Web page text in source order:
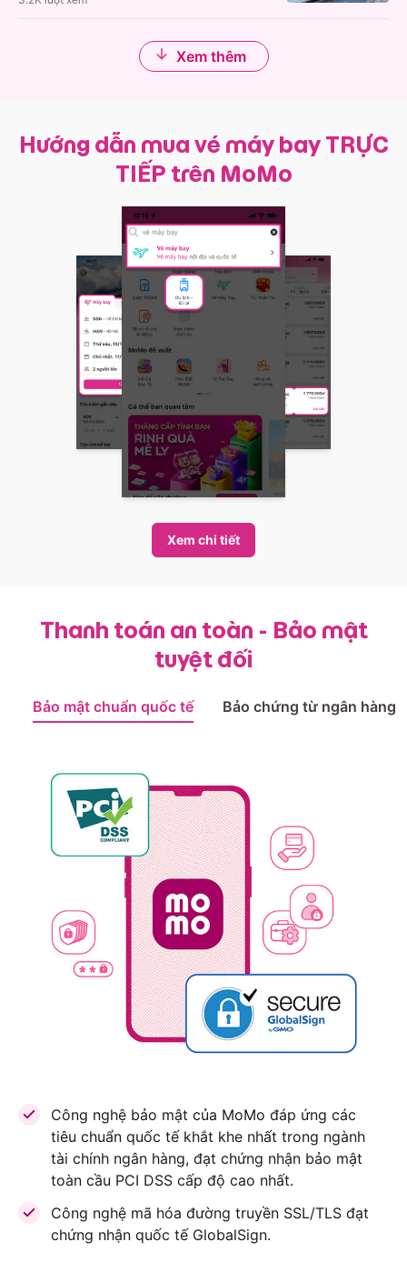
Xem thêm
Hướng dẫn mua vé máy bay TRỰC
TIẾP trên MoMo
Xem chi tiết
Thanh toán an toàn - Bảo mật
tuyệt đối
Bảo mật chuẩn quốc tế Bảo chứng từ ngân hàng
Công nghệ bảo mật của MoMo đáp ứng các
tiêu chuẩn quốc tế khắt khe nhất trong ngành
tài chính ngân hàng, đạt chứng nhận bảo mật
toàn cầu PCI DSS cấp độ cao nhất.
Công nghệ mã hóa đường truyền SSL/TLS đạt
chứng nhận quốc tế GlobalSign.